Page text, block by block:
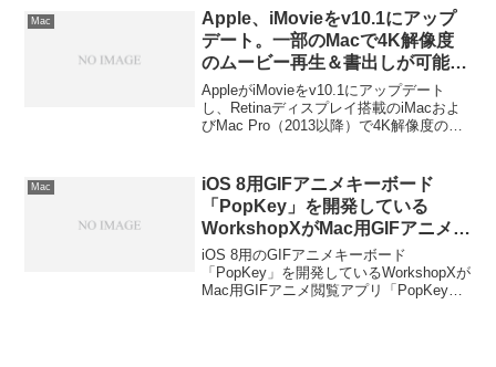
Mac
Apple、iMovieをv10.1にアップ
デート。一部のMacで4K解像度
のムービー再生＆書出しが可能
に。
AppleがiMovieをv10.1にアップデート
し、Retinaディスプレイ搭載のiMacおよ
びMac Pro（2013以降）で4K解像度のム
Mac
iOS 8用GIFアニメキーボード
「PopKey」を開発している
WorkshopXがMac用GIFアニメ閲
覧アプリ「PopKey for
Desktop」をリリース。
iOS 8用のGIFアニメキーボード
「PopKey」を開発しているWorkshopXが
Mac用GIFアニメ閲覧アプリ「PopKey